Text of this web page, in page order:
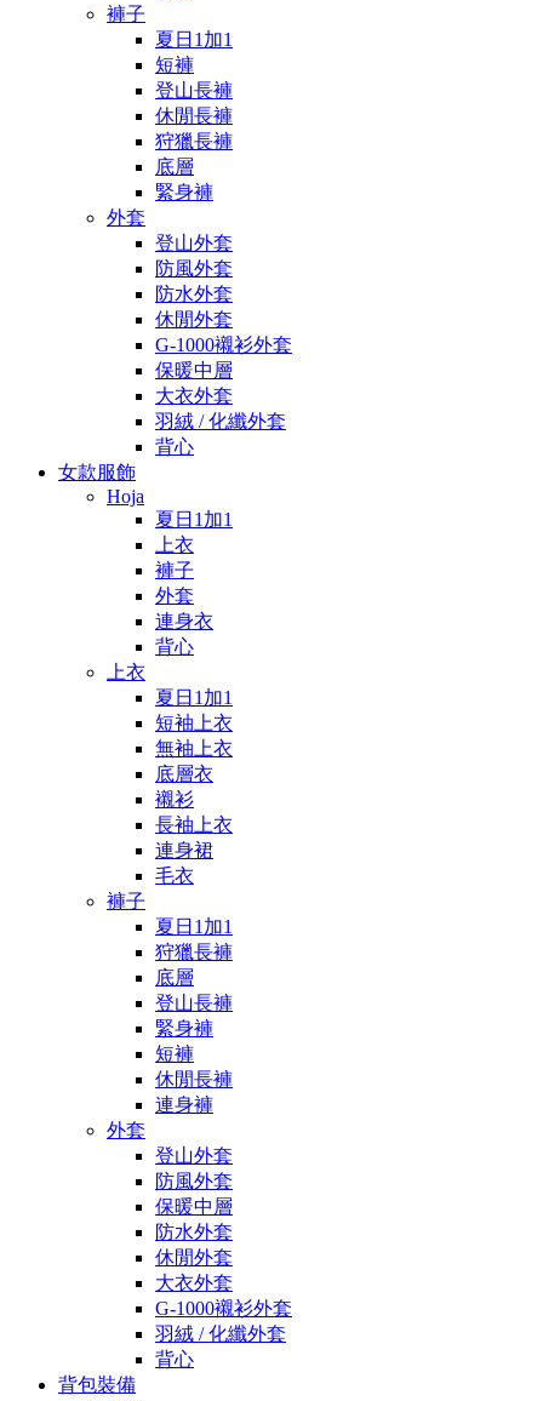
褲子
夏日1加1
短褲
登山長褲
休閒長褲
狩獵長褲
底層
緊身褲
外套
登山外套
防風外套
防水外套
休閒外套
G-1000襯衫外套
保暖中層
大衣外套
羽絨 / 化纖外套
背心
女款服飾
Hoja
夏日1加1
上衣
褲子
外套
連身衣
背心
上衣
夏日1加1
短袖上衣
無袖上衣
底層衣
襯衫
長袖上衣
連身裙
毛衣
褲子
夏日1加1
狩獵長褲
底層
登山長褲
緊身褲
短褲
休閒長褲
連身褲
外套
登山外套
防風外套
保暖中層
防水外套
休閒外套
大衣外套
G-1000襯衫外套
羽絨 / 化纖外套
背心
背包裝備